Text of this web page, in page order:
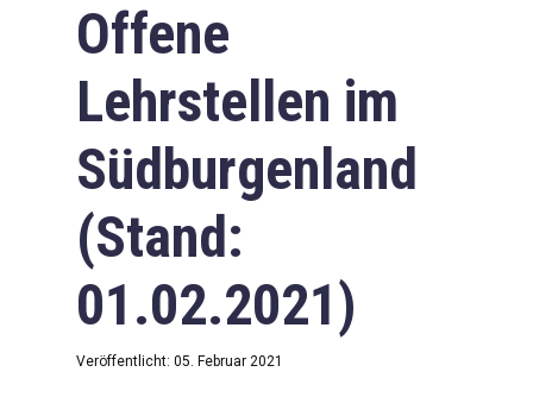
Offene
Lehrstellen im
Südburgenland
(Stand:
01.02.2021)
Veröffentlicht: 05. Februar 2021